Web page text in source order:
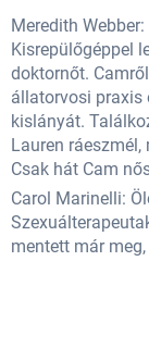
Meredith
Kisrepülőgéppel
doktornőt.
állatorvosi praxis
kislányát.
Lauren
Csak hát Cam
Carol Marinelli:
mentett már meg,